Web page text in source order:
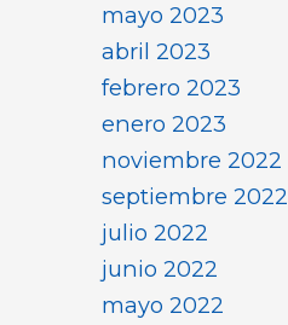
mayo 2023
abril 2023
febrero 2023
enero 2023
noviembre 2022
septiembre 2022
julio 2022
junio 2022
mayo 2022